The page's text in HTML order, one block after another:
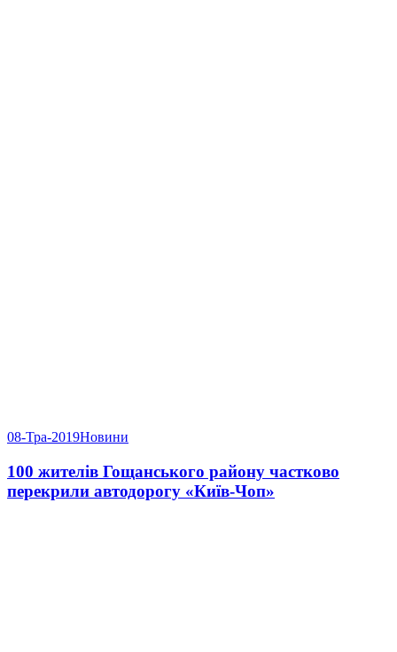
08-Тра-2019Новини
100 жителів Гощанського району частково
перекрили автодорогу «Київ-Чоп»